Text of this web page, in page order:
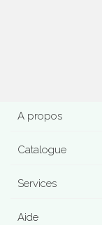
A propos
Catalogue
Services
Aide